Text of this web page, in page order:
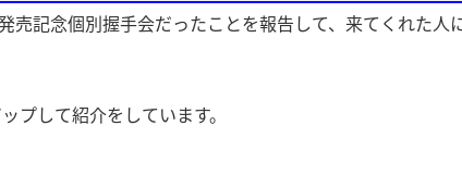
売記念個別握手会だったことを報告して、来てくれた人
プして紹介をしています。